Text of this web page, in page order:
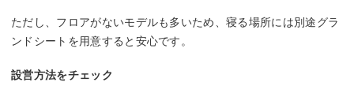
ただし、フロアがないモデルも多いため、寝る場所には別途グラ
ンドシートを用意すると安心です。
設営方法をチェック